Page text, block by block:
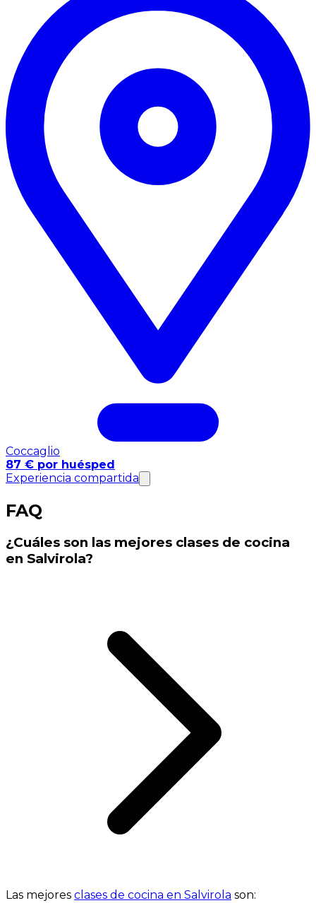
Coccaglio
87 € por huésped
Experiencia compartida
FAQ
¿Cuáles son las mejores clases de cocina
en Salvirola?
Las mejores clases de cocina en Salvirola son: